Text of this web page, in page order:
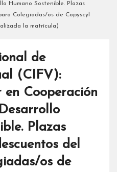
Humano Sostenible. Plazas
Colegiadas/os de Copyscyl
la matrícula)
de
(CIFV):
Cooperación
Plazas
del
os de